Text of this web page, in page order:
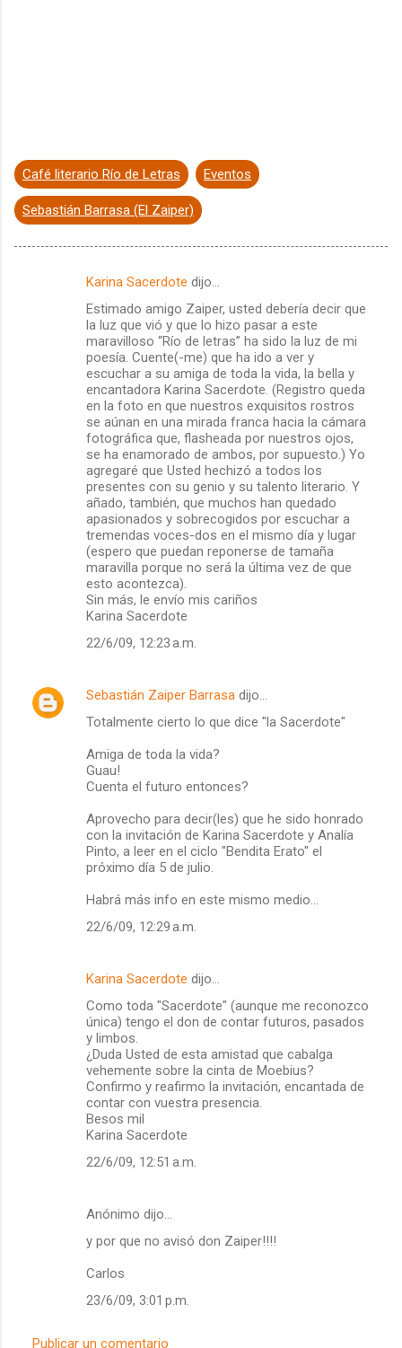
Café literario Río de Letras Eventos
Sebastián Barrasa (El Zaiper)
Karina Sacerdote dijo…
Estimado amigo Zaiper, usted debería decir que
la luz que vió y que lo hizo pasar a este
maravilloso “Río de letras” ha sido la luz de mi
poesía. Cuente(-me) que ha ido a ver y
escuchar a su amiga de toda la vida, la bella y
encantadora Karina Sacerdote. (Registro queda
en la foto en que nuestros exquisitos rostros
se aúnan en una mirada franca hacia la cámara
fotográfica que, flasheada por nuestros ojos,
se ha enamorado de ambos, por supuesto.) Yo
agregaré que Usted hechizó a todos los
presentes con su genio y su talento literario. Y
añado, también, que muchos han quedado
apasionados y sobrecogidos por escuchar a
tremendas voces-dos en el mismo día y lugar
(espero que puedan reponerse de tamaña
maravilla porque no será la última vez de que
esto acontezca).
Sin más, le envío mis cariños
Karina Sacerdote
22/6/09, 12:23 a.m.
Sebastián Zaiper Barrasa dijo…
Totalmente cierto lo que dice "la Sacerdote"
Amiga de toda la vida?
Guau!
Cuenta el futuro entonces?
Aprovecho para decir(les) que he sido honrado
con la invitación de Karina Sacerdote y Analía
Pinto, a leer en el ciclo "Bendita Erato" el
próximo día 5 de julio.
Habrá más info en este mismo medio...
22/6/09, 12:29 a.m.
Karina Sacerdote dijo…
Como toda "Sacerdote" (aunque me reconozco
única) tengo el don de contar futuros, pasados
y limbos.
¿Duda Usted de esta amistad que cabalga
vehemente sobre la cinta de Moebius?
Confirmo y reafirmo la invitación, encantada de
contar con vuestra presencia.
Besos mil
Karina Sacerdote
22/6/09, 12:51 a.m.
Anónimo dijo…
y por que no avisó don Zaiper!!!!
Carlos
23/6/09, 3:01 p.m.
Publicar un comentario